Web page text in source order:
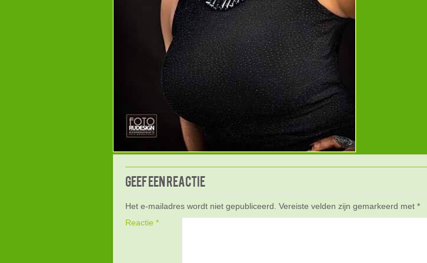
Geef een reactie
Het e-mailadres wordt niet gepubliceerd. Vereiste velden zijn gemarkeerd met *
Reactie *